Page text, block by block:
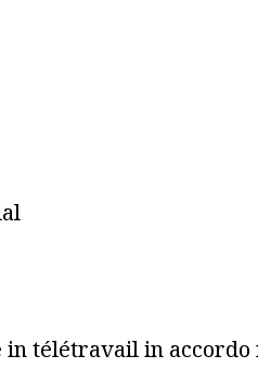
télétravail in